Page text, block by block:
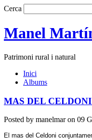
Cerca
Manel
Patrimoni rural i natural
Inici
Albums
MAS DEL CELDONI
Posted by manelmar on 09
El mas del Celdoni